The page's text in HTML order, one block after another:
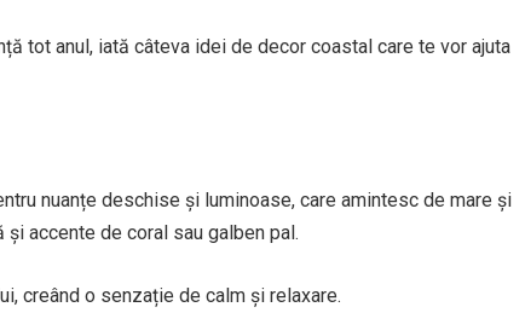
tot anul, iată câteva idei de decor coastal care te vor ajuta
nuanțe deschise și luminoase, care amintesc de mare și
accente de coral sau galben pal.
creând o senzație de calm și relaxare.